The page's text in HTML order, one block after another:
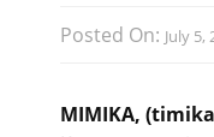
Posted On: July 5,
MIMIKA,